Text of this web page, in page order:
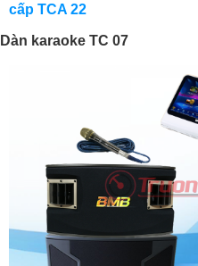
cấp TCA 22
Dàn karaoke TC 07